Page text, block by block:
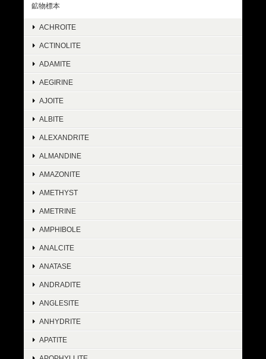
鉱物標本
ACHROITE
ACTINOLITE
ADAMITE
AEGIRINE
AJOITE
ALBITE
ALEXANDRITE
ALMANDINE
AMAZONITE
AMETHYST
AMETRINE
AMPHIBOLE
ANALCITE
ANATASE
ANDRADITE
ANGLESITE
ANHYDRITE
APATITE